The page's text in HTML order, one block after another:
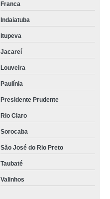
Franca
Indaiatuba
Itupeva
Jacareí
Louveira
Paulínia
Presidente Prudente
Rio Claro
Sorocaba
São José do Rio Preto
Taubaté
Valinhos